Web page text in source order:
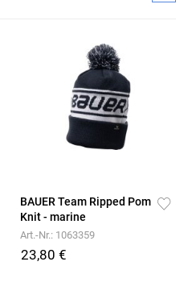
BAUER Team Ripped Pom
Knit - marine
Art.-Nr.: 1063359
23,80 €